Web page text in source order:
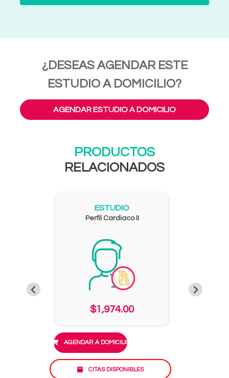
¿DESEAS AGENDAR ESTE
ESTUDIO A DOMICILIO?
AGENDAR ESTUDIO A DOMICILIO
PRODUCTOS
RELACIONADOS
ESTUDIO
Perfil Cardiaco II
$1,974.00
AGENDAR A DOMICILIO
CITAS DISPONIBLES